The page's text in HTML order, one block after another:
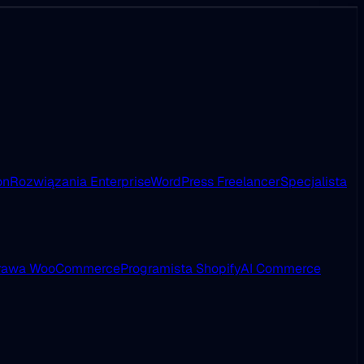
Rozwiązania EnterpriseWordPress FreelancerSpecjalista
WooCommerceProgramista ShopifyAI Commerce